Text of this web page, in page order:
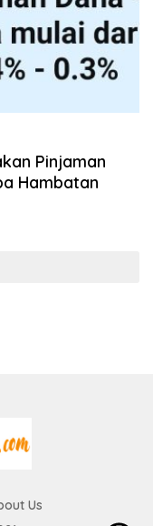
Pinjaman
Hambatan
Us